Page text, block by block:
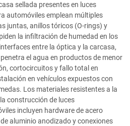
sellada presentes en luces
automóviles emplean múltiples
juntas, anillos tóricos (O-rings) y
la infiltración de humedad en los
entre la óptica y la carcasa,
el agua en productos de menor
cortocircuitos y fallo total en
en vehículos expuestos con
Los materiales resistentes a la
construcción de luces
incluyen hardware de acero
aluminio anodizado y conexiones